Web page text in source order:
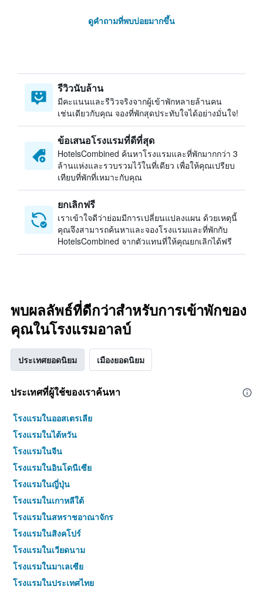
ดูคำถามที่พบบ่อยมากขึ้น
รีวิวนับล้าน
มีคะแนนและรีวิวจริงจากผู้เข้าพักหลายล้านคน
เช่นเดียวกับคุณ จองที่พักสุดประทับใจได้อย่างมั่นใจ!
ข้อเสนอโรงแรมที่ดีที่สุด
HotelsCombined ค้นหาโรงแรมและที่พักมากกว่า 3
ล้านแห่งและรวบรวมไว้ในที่เดียว เพื่อให้คุณเปรียบ
เทียบที่พักที่เหมาะกับคุณ
ยกเลิกฟรี
เราเข้าใจดีว่าย่อมมีการเปลี่ยนแปลงแผน ด้วยเหตุนี้
คุณจึงสามารถค้นหาและจองโรงแรมและที่พักกับ
HotelsCombined จากตัวแทนที่ให้คุณยกเลิกได้ฟรี
พบผลลัพธ์ที่ดีกว่าสำหรับการเข้าพักของ
คุณในโรงแรมอาลบ์
ประเทศยอดนิยม เมืองยอดนิยม
ประเทศที่ผู้ใช้ของเราค้นหา
โรงแรมในออสเตรเลีย
โรงแรมในไต้หวัน
โรงแรมในจีน
โรงแรมในอินโดนีเซีย
โรงแรมในญี่ปุ่น
โรงแรมในเกาหลีใต้
โรงแรมในสหราชอาณาจักร
โรงแรมในสิงคโปร์
โรงแรมในเวียดนาม
โรงแรมในมาเลเซีย
โรงแรมในประเทศไทย